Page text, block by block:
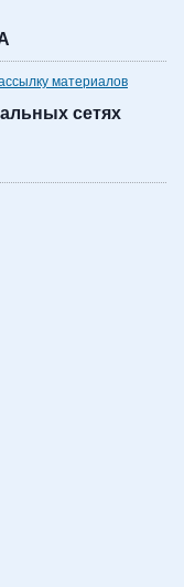
материалов
сетях